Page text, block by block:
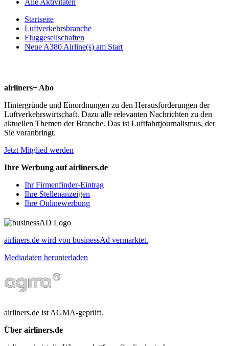
Startseite
Luftverkehrsbranche
Fluggesellschaften
Neue A380 Airline(s) am Start
airliners+ Abo
Hintergründe und Einordnungen zu den Herausforderungen der
Luftverkehrswirtschaft. Dazu alle relevanten Nachrichten zu den
aktuellen Themen der Branche. Das ist Luftfahrtjournalismus, der
Sie voranbringt.
Jetzt Mitglied werden
Ihre Werbung auf airliners.de
Ihr Firmenfinder-Eintrag
Ihre Stellenanzeigen
Ihre Onlinewerbung
airliners.de wird von businessAd vermarktet.
Mediadaten herunterladen
airliners.de ist AGMA-geprüft.
Über airliners.de